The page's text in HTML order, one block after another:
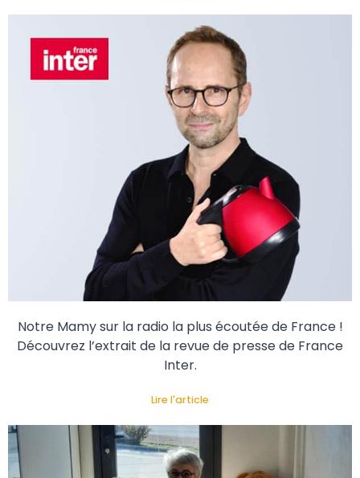
Notre Mamy sur la radio la plus écoutée de France !
Découvrez l’extrait de la revue de presse de France
Inter.
Lire l'article